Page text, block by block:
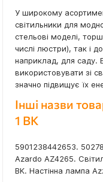
У широкому
світильники для
стельові моделі,
числі люстри), так і
наприклад, для саду.
використовувати зі
значно підвищує їх
Інші назви
1 BK
5901238442653.
Azardo AZ4265.
BK. Настінна лампа